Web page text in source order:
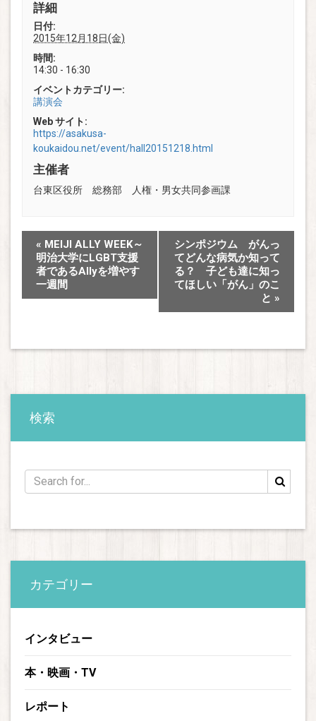
詳細
日付:
2015年12月18日(金)
時間:
14:30 - 16:30
イベントカテゴリー:
講演会
Web サイト:
https://asakusa-
koukaidou.net/event/hall20151218.html
主催者
台東区役所 総務部 人権・男女共同参画課
« MEIJI ALLY WEEK～
明治大学にLGBT支援
者であるAllyを増やす
一週間
シンポジウム がんっ
てどんな病気か知って
る？ 子ども達に知っ
てほしい「がん」のこ
と »
検索
カテゴリー
インタビュー
本・映画・TV
レポート